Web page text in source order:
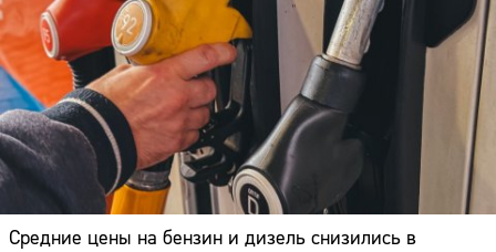
Средние цены на бензин и дизель снизились в